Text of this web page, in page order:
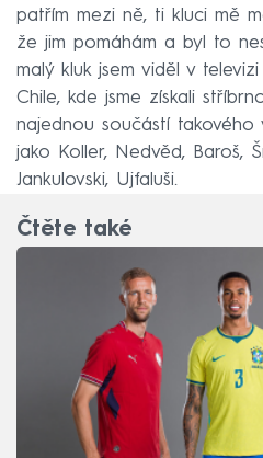
patřím mezi ně, ti kluci mě
že jim pomáhám a byl to
malý kluk jsem viděl v
Chile, kde jsme získali
najednou součástí takového
jako Koller, Nedvěd, Baroš,
Jankulovski, Ujfaluši.
Čtěte také